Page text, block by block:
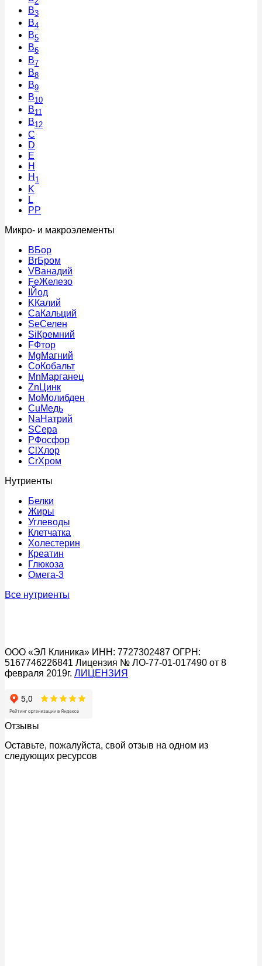
B3
B4
B5
B6
B7
B8
B9
B10
B11
B12
C
D
E
H
H 1
K
L
PP
Микро- и макроэлементы
BБор
BrБром
VВанадий
FeЖелезо
Йод
KКалий
CaКальций
SeСелен
SiКремний
FФтор
MgМагний
CoКобальт
MnМарганец
Zn Цинк
MoМолибден
CuМедь
NaНатрий
SСера
PФосфор
Cl Хлор
CrХром
Нутриенты
Белки
Жиры
Углеводы
Клетчатка
Холестерин
Креатин
Глюкоза
Омега-3
Все нутриенты
ООО «ЭЛ Клиника» ИНН: 7727302487 ОГРН:
5167746226841 Лицензия № ЛО-77-01-017490 от 8
февраля 2019г. ЛИЦЕНЗИЯ
Отзывы
Оставьте, пожалуйста, свой отзыв на одном из
следующих ресурсов